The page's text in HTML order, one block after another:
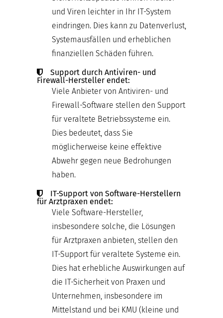
und Viren leichter in Ihr IT-System
eindringen. Dies kann zu Datenverlust,
Systemausfällen und erheblichen
finanziellen Schäden führen.
Support durch Antiviren- und
Firewall-Hersteller endet:
Viele Anbieter von Antiviren- und
Firewall-Software stellen den Support
für veraltete Betriebssysteme ein.
Dies bedeutet, dass Sie
möglicherweise keine effektive
Abwehr gegen neue Bedrohungen
haben.
IT-Support von Software-Herstellern
für Arztpraxen endet:
Viele Software-Hersteller,
insbesondere solche, die Lösungen
für Arztpraxen anbieten, stellen den
IT-Support für veraltete Systeme ein.
Dies hat erhebliche Auswirkungen auf
die IT-Sicherheit von Praxen und
Unternehmen, insbesondere im
Mittelstand und bei KMU (kleine und